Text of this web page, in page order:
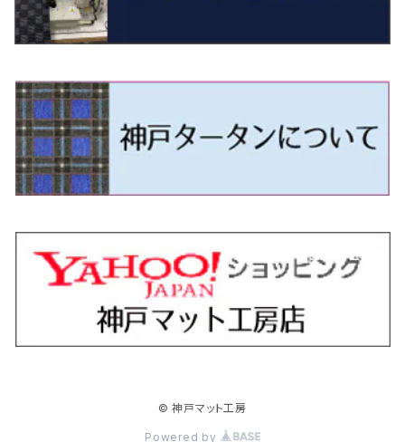
H18/1～H24/5（前期）
H24/5～R1/10（後期）
エスティマ・ハイブリッド
H18/6～H24/5（前期）
H24/5～R1/10（後期）
オーリス
H24/8～H30/3 180系
カムリ
H24/5～ 160系
カローラ・クロス
カローラ・スポーツ
R4/11～ 10系
H11/1～H14/11 S15
H24/12～R3/10 TB17
ジューク
H22/6～R2/6 F15
スカイライン
H13/6～H18/11 V35
H26/2～ V37
スカイライン・クロスオーバー
H11/6～H16/10 Y34
H1/6～H11/6 Y30
セレナ
H22/11～H28/9 C26
H14/2～ SG/SH/SJ/SK系
プレオ
H22/4～H30/3 L275/285
プレオプラス
H24/12～H29/5 LA300/310
レヴォーグ
H15/6～R2/8 BN/BM/BL系
レガシィアウトバック
H15/10～ BP/BR/BS/BT系
レガシィツーリングワゴン
H25/9～ DG16T
デミオ
H19/7～R1/7 DE/DJ系
ビアンテ
H20/7～30/3 CC系
ファミリア バン
H30/6～ 160系
H24/10～ MJ系
フレアクロスオーバー
H26/1～ MS系
H28/4～R5/12 M700系
ミラ
H18/12～ L275/285
ミラ・イース
H23/9～ LA300系
ミラ・ココア
H30/6～ LA550/560S
ムーヴ
H26/12～R5/7 LA150/160S
ムーヴキャンバス
H10/1～H14/1 JB33/43W
H14/1～ JB43/74W
スイフト/スイフトスポーツ
H22/9～ スイフト
H23/12～
スペーシア/スペーシアカスタム/スペーシアギア
H25/3～R5/11
R5/11～ MK54S・MK94S
スペーシアベース
H23/1～H27/8 MA15S
H27/8～R2/12 MA26/36/46S
ハスラー
H26/1～ MR系
H24/7～H29/1 BHGY51
デリカＤ：２
H23/3～ MB系
デリカＤ：３
H23/10～H31/4 BM20 7人乗
デリカＤ：５
R5/5～ B30系/BA系
パジェロ
H18/10～R1/8 7人乗ロング V90系
H25/11～ JH1・JH2・JH3・JH4
S660
H27/4～R3/12 JW5
WR-V
R6/3～ DG5
ZR-V
H11/6～H30/7 バン HH5・HH6
H21/12～R3/4 トラック
アコード・アコードハイブリッド
H25/6～R2/2 CR系
H27/7～ 3CC/3CD系
H24/4～R3/4 16C系
ポロ
H21/10～H30/3 6RC系
H30/3～ AW系
R1/6～
Ｓクラス
H25/10～R3/10
Ｖクラス
H27/4～
© 神戸マット工房
Powered by